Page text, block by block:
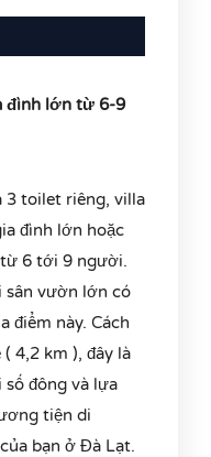
đình lớn từ 6-9
3 toilet riêng, villa
đình lớn hoặc
6 tới 9 người.
sân vườn lớn có
điểm này. Cách
4,2 km ), đây là
đông và lựa
tiện di
bạn ở Đà Lạt.